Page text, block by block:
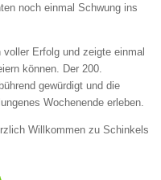
noch einmal Schwung ins
voller Erfolg und zeigte einmal
können. Der 200.
gewürdigt und die
Wochenende erleben.
Willkommen zu Schinkels